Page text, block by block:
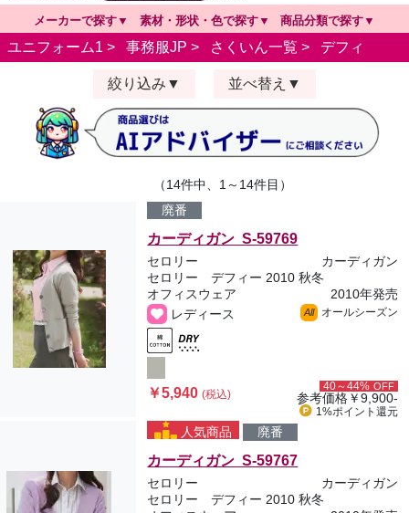
メーカーで探す 素材・形状・色で探す 商品分類で探す
ユニフォーム1 > 事務服JP > さくいん一覧 > デフィ
絞り込み 並べ替え
（14件中、1～14件目）
廃番
カーディガン S-59769
セロリー
カーディガン
セロリー デフィー 2010 秋冬
オフィスウェア
2010年発売
レディース
All オールシーズン
￥5,940(税込)
40～44% OFF
参考価格￥9,900-
1%ポイント 還元
人気商品 廃番
カーディガン S-59767
セロリー
カーディガン
セロリー デフィー 2010 秋冬